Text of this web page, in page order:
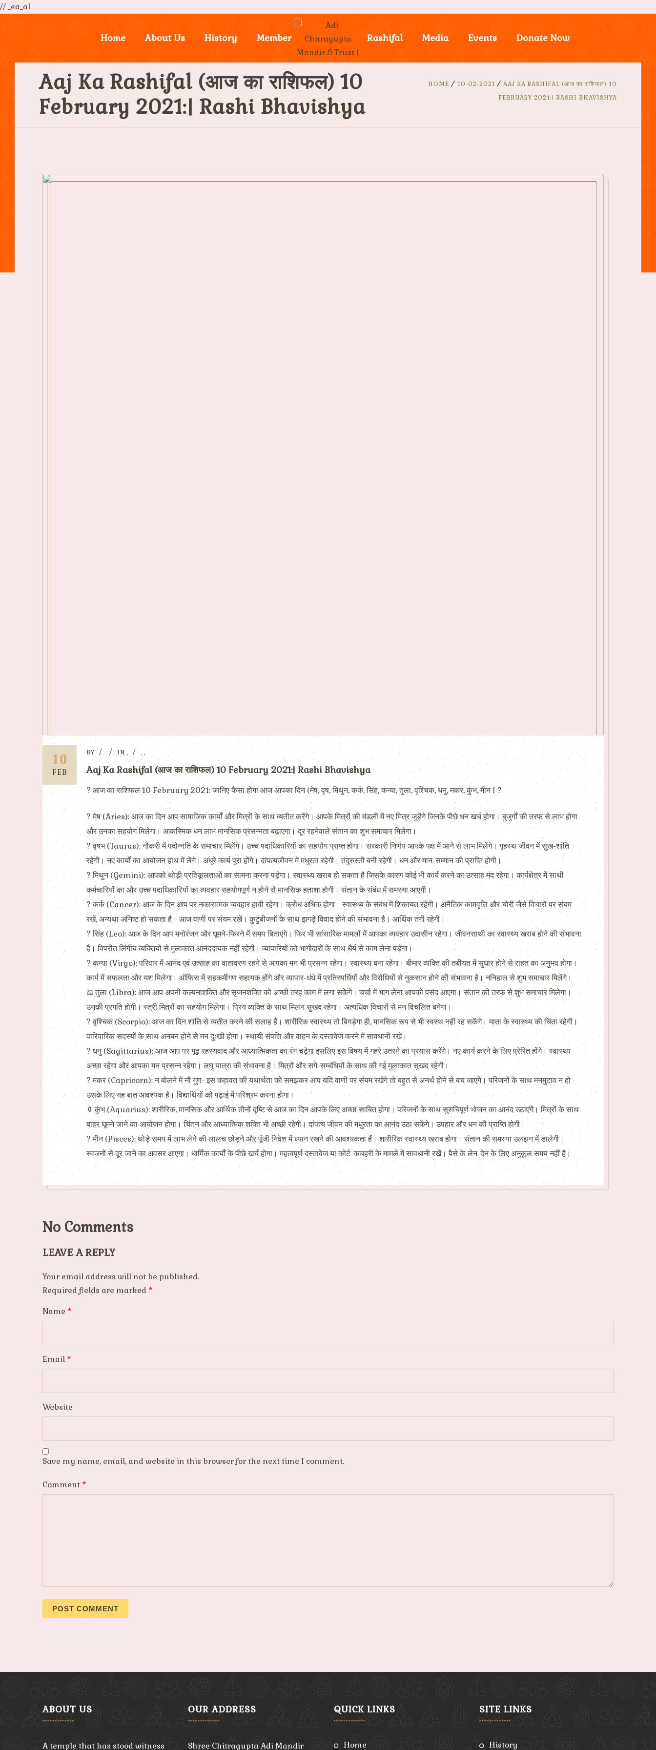
// _ea_al
Home About Us History Member Rashifal Media Events Donate Now
Aaj Ka Rashifal (आज का राशिफल) 10
February 2021:| Rashi Bhavishya
HOME 10-02-2021
AAJ KA RASHIFAL (आज का राशिफल) 10
FEBRUARY 2021:| RASHI BHAVISHYA
10
FEB
BY IN , , ,
Aaj Ka Rashifal (आज का राशिफल) 10 February 2021:| Rashi Bhavishya
? आज का राशिफल 10 February 2021: जानिए कैसा होगा आज आपका दिन (मेष, वृष, मिथुन, कर्क, सिंह, कन्या, तुला, वृश्चिक, धनु, मकर, कुंभ, मीन | ?
? मेष (Aries): आज का दिन आप सामाजिक कार्यों और मित्रों के साथ व्यतीत करेंगे। आपके मित्रों की मंडली में नए मित्र जुड़ेंगे जिनके पीछे धन खर्च होगा। बुजुर्गों की तरफ से लाभ होगा
और उनका सहयोग मिलेगा। आकस्मिक धन लाभ मानसिक प्रसन्नता बढ़ाएगा। दूर रहनेवाले संतान का शुभ समाचार मिलेगा।
? वृषभ (Tauras): नौकरी में पदोन्नति के समाचार मिलेंगे। उच्च पदाधिकारियों का सहयोग प्राप्त होगा। सरकारी निर्णय आपके पक्ष में आने से लाभ मिलेंगे। गृहस्थ जीवन में सुख-शांति
रहेगी। नए कार्यों का आयोजन हाथ में लेंगे। अधूरे कार्य पूरा होंगे। दांपत्यजीवन में मधुरता रहेगी। तंदुरुस्ती बनी रहेगी। धन और मान-सम्मान की प्राप्ति होगी।
? मिथुन (Gemini): आपको थोड़ी प्रतिकूलताओं का सामना करना पड़ेगा। स्वास्थ्य खराब हो सकता है जिसके कारण कोई भी कार्य करने का उत्साह मंद रहेगा। कार्यक्षेत्र में साथी
कर्मचारियों का और उच्च पदाधिकारियों का व्यवहार सहयोगपूर्ण न होने से मानसिक हताशा होगी। संतान के संबंध में समस्या आएगी।
? कर्क (Cancer): आज के दिन आप पर नकारात्मक व्यवहार हावी रहेगा। क्रोध अधिक होगा। स्वास्थ्य के संबंध में शिकायत रहेगी। अनैतिक कामवृत्ति और चोरी जैसे विचारों पर संयम
रखें, अन्यथा अनिष्ट हो सकता है। आज वाणी पर संयम रखें। कुटुंबीजनों के साथ झगड़े विवाद होने की संभावना है। आर्थिक तंगी रहेगी।
? सिंह (Leo): आज के दिन आप मनोरंजन और घूमने-फिरने में समय बिताएंगे। फिर भी सांसारिक मामलों में आपका व्यवहार उदासीन रहेगा। जीवनसाथी का स्वास्थ्य खराब होने की संभावना
है। विपरीत लिंगीय व्यक्तियों से मुलाकात आनंददायक नहीं रहेगी। व्यापारियों को भागीदारों के साथ धैर्य से काम लेना पड़ेगा।
? कन्या (Virgo): परिवार में आनंद एवं उत्साह का वातावरण रहने से आपका मन भी प्रसन्न रहेगा। स्वास्थ्य बना रहेगा। बीमार व्यक्ति की तबीयत में सुधार होने से राहत का अनुभव होगा।
कार्य में सफलता और यश मिलेगा। ऑफिस में सहकर्मीगण सहायक होंगे और व्यापार-धंधे में प्रतिस्पर्धियों और विरोधियों से नुकसान होने की संभावना है। ननिहाल से शुभ समाचार मिलेंगे।
⚖ तुला (Libra): आज आप अपनी कल्पनाशक्ति और सृजनशक्ति को अच्छी तरह काम में लगा सकेंगे। चर्चा में भाग लेना आपको पसंद आएगा। संतान की तरफ से शुभ समाचार मिलेगा।
उनकी प्रगति होगी। स्त्री मित्रों का सहयोग मिलेगा। प्रिय व्यक्ति के साथ मिलन सुखद रहेगा। अत्यधिक विचारों से मन विचलित बनेगा।
? वृश्चिक (Scorpio): आज का दिन शांति से व्यतीत करने की सलाह हैं। शारीरिक स्वास्थ्य तो बिगड़ेगा ही, मानसिक रूप से भी स्वस्थ नहीं रह सकेंगे। माता के स्वास्थ्य की चिंता रहेगी।
पारिवारिक सदस्यों के साथ अनबन होने से मन दुःखी होगा। स्थायी संपत्ति और वाहन के दस्तावेज करने में सावधानी रखें।
? धनु (Sagittarius): आज आप पर गूढ़ रहस्यवाद और आध्यात्मिकता का रंग चढ़ेगा इसलिए इस विषय में गहरे उतरने का प्रयास करेंगे। नए कार्य करने के लिए प्रेरित होंगे। स्वास्थ्य
अच्छा रहेगा और आपका मन प्रसन्न रहेगा। लघु यात्रा की संभावना है। मित्रों और सगे-सम्बंधियों के साथ की गई मुलाकात सुखद रहेगी।
? मकर (Capricorn): न बोलने में नौ गुण- इस कहावत की यथार्थता को समझकर आप यदि वाणी पर संयम रखेंगे तो बहुत से अनर्थ होने से बच जाएंगे। परिजनों के साथ मनमुटाव न हो
उसके लिए यह बात आवश्यक है। विद्यार्थियों को पढ़ाई में परिश्रम करना होगा।
⚱ कुंभ (Aquarius): शारीरिक, मानसिक और आर्थिक तीनों दृष्टि से आज का दिन आपके लिए अच्छा साबित होगा। परिजनों के साथ सुरुचिपूर्ण भोजन का आनंद उठाएंगें। मित्रों के साथ
बाहर घूमने जाने का आयोजन होगा। चिंतन और आध्यात्मिक शक्ति भी अच्छी रहेगी। दांपत्य जीवन की मधुरता का आनंद उठा सकेंगे। उपहार और धन की प्राप्ति होगी।
? मीन (Pisces): थोड़े समय में लाभ लेने की लालच छोड़ने और पूंजी निवेश में ध्यान रखने की आवश्यकता हैं। शारीरिक स्वास्थ्य खराब होगा। संतान की समस्या उलझन में डालेगी।
स्वजनों से दूर जाने का अवसर आएगा। धार्मिक कार्यों के पीछे खर्च होगा। महत्वपूर्ण दस्तावेज या कोर्ट-कचहरी के मामले में सावधानी रखें। पैसे के लेन-देन के लिए अनुकूल समय नहीं है।
No Comments
LEAVE A REPLY
Your email address will not be published.
Required fields are marked *
Name *
Email *
Website
Save my name, email, and website in this browser for the next time I comment.
Comment *
ABOUT US
A temple that has stood witness
OUR ADDRESS
Shree Chitragupta Adi Mandir
QUICK LINKS
home
SITE LINKS
history